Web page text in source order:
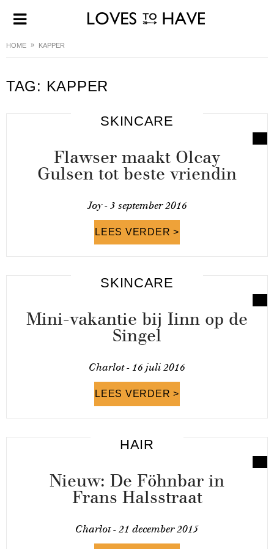
HOME KAPPER
TAG: KAPPER
SKINCARE
Flawser maakt Olcay
Gulsen tot beste vriendin
Joy - 3 september 2016
LEES VERDER >
SKINCARE
Mini-vakantie bij Iinn op de
Singel
Charlot - 16 juli 2016
LEES VERDER >
HAIR
Nieuw: De Föhnbar in
Frans Halsstraat
Charlot - 21 december 2015